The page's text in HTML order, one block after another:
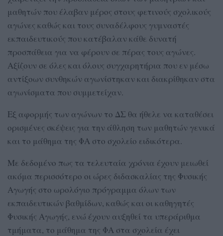
μαθητών που έλαβαν μέρος στους φετινούς σχολικούς
αγώνες καθώς και τους συναδέλφους γυμναστές
εκπαιδευτικούς που κατέβαλαν κάθε δυνατή
προσπάθεια για να φέρουν σε πέρας τους αγώνες.
Αξίζουν σε όλες και όλους συγχαρητήρια που εν μέσω
αντίξοων συνθηκών αγωνίστηκαν και διακρίθηκαν στα
αγωνίσματα που συμμετείχαν.
Εξ αφορμής των αγώνων το ΔΣ θα ήθελε να καταθέσει
ορισμένες σκέψεις για την άθληση των μαθητών γενικά
και το μάθημα της ΦΑ στο σχολείο ειδικότερα.
Με δεδομένο πως τα τελευταία χρόνια έχουν μειωθεί
ακόμα περισσότερο οι ώρες διδασκαλίας της Φυσικής
Αγωγής στο ωρολόγιο πρόγραμμα όλων των
εκπαιδευτικών βαθμίδων, καθώς και οι καθηγητές
Φυσικής Αγωγής, ενώ έχουν αυξηθεί τα υπεράριθμα
τμήματα, το μάθημα της ΦΑ στα σχολεία έχει